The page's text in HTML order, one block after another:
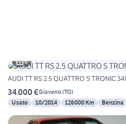
6
AUDI TT RS 2.5 QUATTRO S TRONIC
34.000 €Giaveno(TO)
Usato
10/2014 126000 Km Benzina